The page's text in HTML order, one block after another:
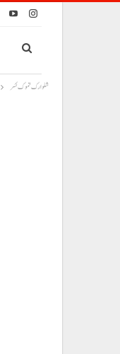
شلوارک تموک ئسُر